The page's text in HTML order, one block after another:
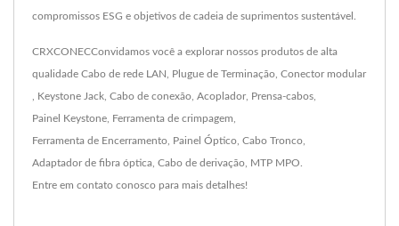
compromissos ESG e objetivos de cadeia de suprimentos sustentável.
CRXCONECConvidamos você a explorar nossos produtos de alta
qualidade Cabo de rede LAN Plugue de Terminação Conector modular
Keystone Jack Cabo de conexão Acoplador, Prensa-cabos
Painel Keystone Ferramenta de crimpagem
Ferramenta de Encerramento Painel Óptico Cabo Tronco
Adaptador de fibra óptica Cabo de derivação MTP MPO
Entre em contato conosco para mais detalhes!